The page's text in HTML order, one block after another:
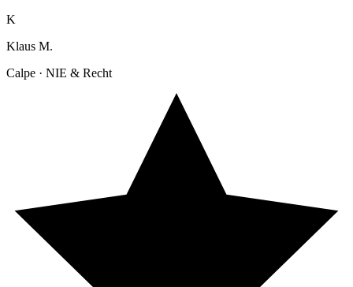
K
Klaus M.
Calpe · NIE & Recht